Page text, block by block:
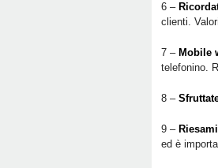
6 –
clienti.
7 – Mobile
telefonino.
8 –
9 –
ed è